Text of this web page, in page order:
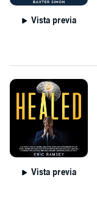
Vista previa
Vista previa